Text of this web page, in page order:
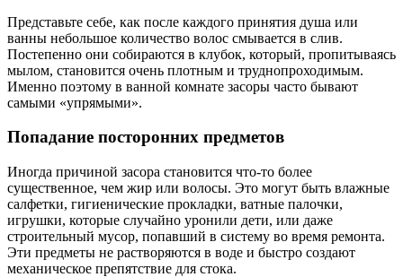
Представьте себе, как после каждого принятия душа или
ванны небольшое количество волос смывается в слив.
Постепенно они собираются в клубок, который, пропитываясь
мылом, становится очень плотным и труднопроходимым.
Именно поэтому в ванной комнате засоры часто бывают
самыми «упрямыми».
Попадание посторонних предметов
Иногда причиной засора становится что-то более
существенное, чем жир или волосы. Это могут быть влажные
салфетки, гигиенические прокладки, ватные палочки,
игрушки, которые случайно уронили дети, или даже
строительный мусор, попавший в систему во время ремонта.
Эти предметы не растворяются в воде и быстро создают
механическое препятствие для стока.